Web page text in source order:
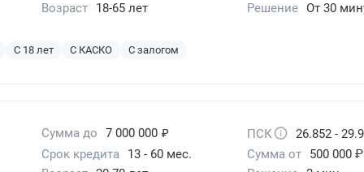
Возраст
18-65 лет Решение От 30
С 18 лет С КАСКО С залогом
Сумма до 7 000 000 ₽ ПСК
26.852 -
Срок кредита
13 - 60 мес. Сумма от
500 000 ₽